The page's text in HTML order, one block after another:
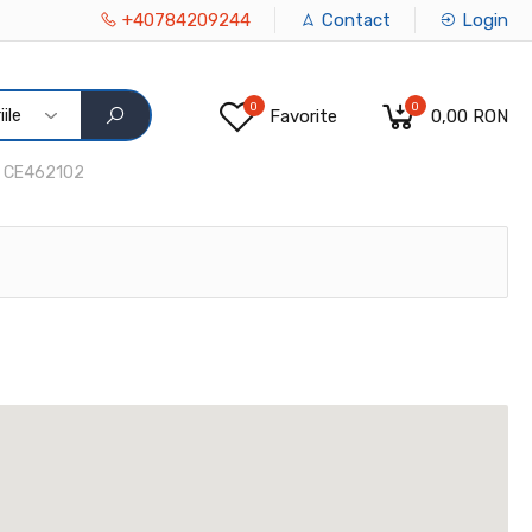
+40784209244 Contact Login
CE462102
0 Favorite 0 0,00 RON